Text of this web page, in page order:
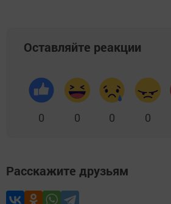
Оставляйте реакции
0 0 0 0
Расскажите друзьям